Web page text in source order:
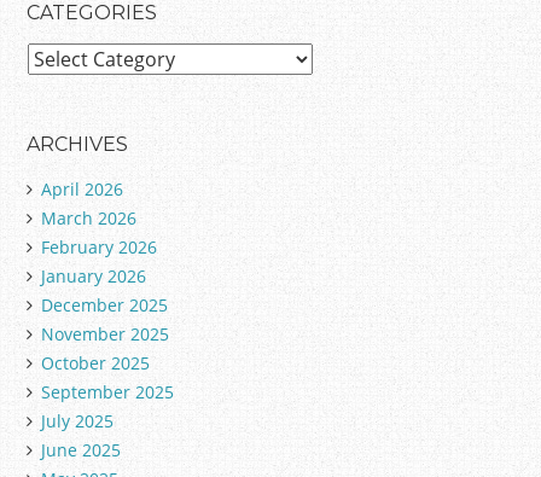
CATEGORIES
C
e
o
r
i
e
s
ARCHIVES
April 2026
March 2026
February 2026
January 2026
December 2025
November 2025
October 2025
September 2025
July 2025
June 2025